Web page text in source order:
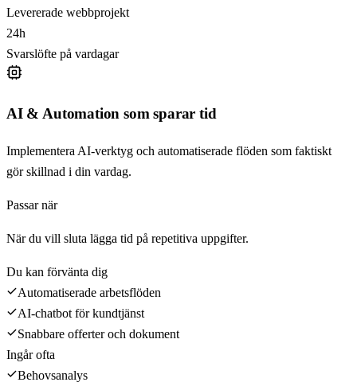
Levererade webbprojekt
24h
Svarslöfte på vardagar
AI & Automation som sparar tid
Implementera AI-verktyg och automatiserade flöden som faktiskt
gör skillnad i din vardag.
Passar när
När du vill sluta lägga tid på repetitiva uppgifter.
Du kan förvänta dig
Automatiserade arbetsflöden
AI-chatbot för kundtjänst
Snabbare offerter och dokument
Ingår ofta
Behovsanalys